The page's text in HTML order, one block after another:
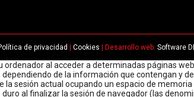
de privacidad Cookies | Desarrollo web: Software
ordenador al acceder a determinadas páginas
dependiendo de la información que contengan y
sesión actual ocupando un espacio de
al finalizar la sesión de navegador (las